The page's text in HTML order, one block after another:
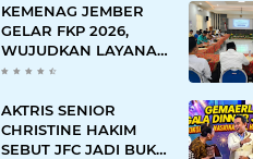
KEMENAG JEMBER
GELAR FKP 2026,
WUJUDKAN LAYANAN
BERSINAR DAN
AKTRIS SENIOR
CHRISTINE HAKIM
SEBUT JFC JADI BUKTI